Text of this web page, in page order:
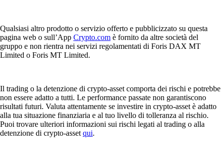
Qualsiasi altro prodotto o servizio offerto e pubblicizzato su questa
pagina web o sull’App Crypto.com è fornito da altre società del
gruppo e non rientra nei servizi regolamentati di Foris DAX MT
Limited o Foris MT Limited.
Il trading o la detenzione di crypto-asset comporta dei rischi e potrebbe
non essere adatto a tutti. Le performance passate non garantiscono
risultati futuri. Valuta attentamente se investire in crypto-asset è adatto
alla tua situazione finanziaria e al tuo livello di tolleranza al rischio.
Puoi trovare ulteriori informazioni sui rischi legati al trading o alla
detenzione di crypto-asset qui.